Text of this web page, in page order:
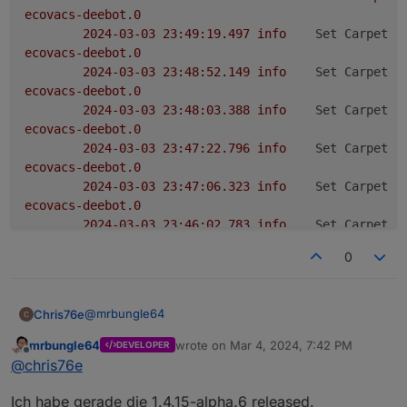
ecovacs-deebot.0
info
Set Carpet
ecovacs-deebot.0
info
Set Carpet
ecovacs-deebot.0
info
Set Carpet
ecovacs-deebot.0
info
Set Carpet
ecovacs-deebot.0
info
Set Carpet
ecovacs-deebot.0
info
Set Carpet
Set Carpet
ecovacs-deebot.0
info
Change
ecovacs-deebot.0
0
Chris76e@mrbungle64
Funktioniert vom Adapter aus, beide DP´s werden
änderungen da.Wenn man die in der App ändert,
Funktioniert doch in beiden richtungen, wann mus
Offline
mrbungle64 DEVELOPER wrote on Mar 4, 2024, 7:42 PM
last edited by
@chris76e
Ich habe gerade die 1.4.15-alpha.6 released.